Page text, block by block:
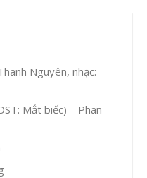
Nguyên, nhạc:
Mắt biếc) – Phan